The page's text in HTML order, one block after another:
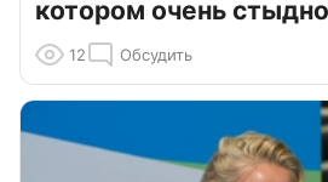
котором очень
12 Обсудить